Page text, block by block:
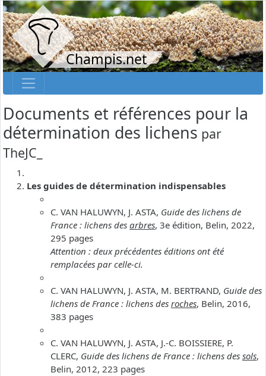
Champis.net
Documents et références pour la
détermination des lichens par
TheJC_
Les guides de détermination indispensables
C. VAN HALUWYN, J. ASTA, Guide des lichens de
France : lichens des arbres, 3e édition, Belin, 2022,
295 pages
Attention : deux précédentes éditions ont été
remplacées par celle-ci.
C. VAN HALUWYN, J. ASTA, M. BERTRAND, Guide des
lichens de France : lichens des roches, Belin, 2016,
383 pages
C. VAN HALUWYN, J. ASTA, J.-C. BOISSIERE, P.
CLERC, Guide des lichens de France : lichens des sols,
Belin, 2012, 223 pages